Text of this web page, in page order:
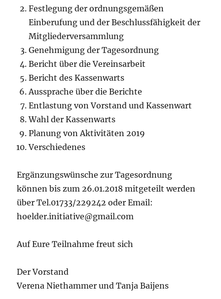
Festlegung der ordnungsgemäßen
Einberufung und der Beschlussfähigkeit der
Mitgliederversammlung
Genehmigung der Tagesordnung
Bericht über die Vereinsarbeit
Bericht des Kassenwarts
Aussprache über die Berichte
Entlastung von Vorstand und Kassenwart
Wahl der Kassenwarts
Planung von Aktivitäten 2019
Verschiedenes
Ergänzungswünsche zur Tagesordnung
können bis zum 26.01.2018 mitgeteilt werden
über Tel.01733/229242 oder Email:
hoelder.initiative@gmail.com
Auf Eure Teilnahme freut sich
Der Vorstand
Verena Niethammer und Tanja Baijens